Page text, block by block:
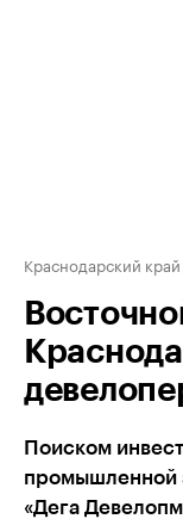
Краснодарский край
Поиском
промышленной
«Дега